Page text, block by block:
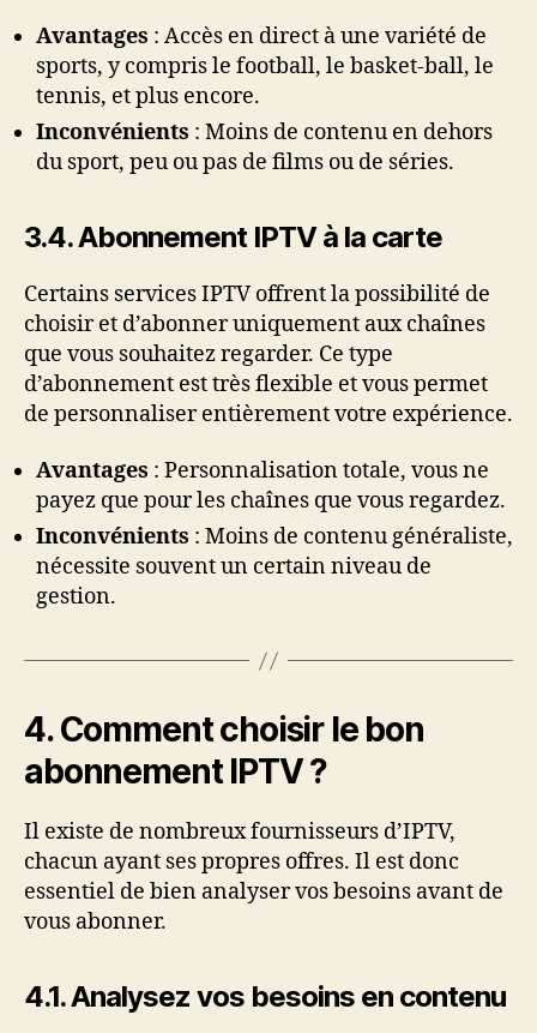
Avantages : Accès en direct à une variété de
sports, y compris le football, le basket-ball, le
tennis, et plus encore.
Inconvénients : Moins de contenu en dehors
du sport, peu ou pas de films ou de séries.
3.4. Abonnement IPTV à la carte
Certains services IPTV offrent la possibilité de
choisir et d’abonner uniquement aux chaînes
que vous souhaitez regarder. Ce type
d’abonnement est très flexible et vous permet
de personnaliser entièrement votre expérience.
Avantages : Personnalisation totale, vous ne
payez que pour les chaînes que vous regardez.
Inconvénients : Moins de contenu généraliste,
nécessite souvent un certain niveau de
gestion.
4. Comment choisir le bon
abonnement IPTV ?
Il existe de nombreux fournisseurs d’IPTV,
chacun ayant ses propres offres. Il est donc
essentiel de bien analyser vos besoins avant de
vous abonner.
4.1. Analysez vos besoins en contenu